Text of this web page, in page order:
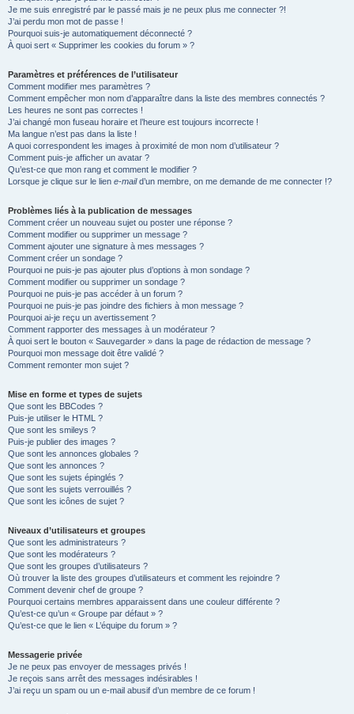
Je me suis enregistré par le passé mais je ne peux plus me connecter ?!
J’ai perdu mon mot de passe !
Pourquoi suis-je automatiquement déconnecté ?
À quoi sert « Supprimer les cookies du forum » ?
Paramètres et préférences de l’utilisateur
Comment modifier mes paramètres ?
Comment empêcher mon nom d’apparaître dans la liste des membres connectés ?
Les heures ne sont pas correctes !
J’ai changé mon fuseau horaire et l’heure est toujours incorrecte !
Ma langue n’est pas dans la liste !
A quoi correspondent les images à proximité de mon nom d’utilisateur ?
Comment puis-je afficher un avatar ?
Qu’est-ce que mon rang et comment le modifier ?
Lorsque je clique sur le lien e-maild’un membre, on me demande de me connecter !?
Problèmes liés à la publication de messages
Comment créer un nouveau sujet ou poster une réponse ?
Comment modifier ou supprimer un message ?
Comment ajouter une signature à mes messages ?
Comment créer un sondage ?
Pourquoi ne puis-je pas ajouter plus d’options à mon sondage ?
Comment modifier ou supprimer un sondage ?
Pourquoi ne puis-je pas accéder à un forum ?
Pourquoi ne puis-je pas joindre des fichiers à mon message ?
Pourquoi ai-je reçu un avertissement ?
Comment rapporter des messages à un modérateur ?
À quoi sert le bouton « Sauvegarder » dans la page de rédaction de message ?
Pourquoi mon message doit être validé ?
Comment remonter mon sujet ?
Mise en forme et types de sujets
Que sont les BBCodes ?
Puis-je utiliser le HTML ?
Que sont les smileys ?
Puis-je publier des images ?
Que sont les annonces globales ?
Que sont les annonces ?
Que sont les sujets épinglés ?
Que sont les sujets verrouillés ?
Que sont les icônes de sujet ?
Niveaux d’utilisateurs et groupes
Que sont les administrateurs ?
Que sont les modérateurs ?
Que sont les groupes d’utilisateurs ?
Où trouver la liste des groupes d’utilisateurs et comment les rejoindre ?
Comment devenir chef de groupe ?
Pourquoi certains membres apparaissent dans une couleur différente ?
Qu’est-ce qu’un « Groupe par défaut » ?
Qu’est-ce que le lien « L’équipe du forum » ?
Messagerie privée
Je ne peux pas envoyer de messages privés !
Je reçois sans arrêt des messages indésirables !
J’ai reçu un spam ou un e-mail abusif d’un membre de ce forum !